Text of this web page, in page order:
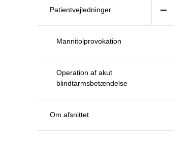
Patientvejledninger
Mannitolprovokation
Operation af akut
blindtarmsbetændelse
Om afsnittet